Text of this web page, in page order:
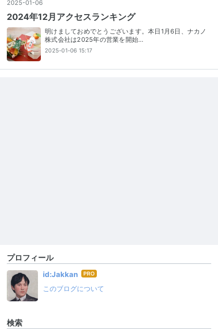
2025-01 -06
2024年12月アクセスランキング
明けましておめでとうございます。本日1月6日、ナカノ
株式会社は2025年の営業を開始…
2025-01-06 15:17
プロフィール
id:Jakkan はて
ログ
このブログについて
検索